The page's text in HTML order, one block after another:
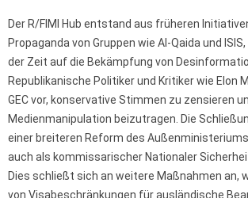
Der R/FIMI Hub entstand aus früheren
Propaganda von Gruppen wie Al-Qaida und
der Zeit auf die Bekämpfung von
Republikanische Politiker und Kritiker wie Elon
GEC vor, konservative Stimmen zu zensieren
Medienmanipulation beizutragen. Die
einer breiteren Reform des
auch als kommissarischer Nationaler
Dies schließt sich an weitere Maßnahmen an,
von Visabeschränkungen für ausländische